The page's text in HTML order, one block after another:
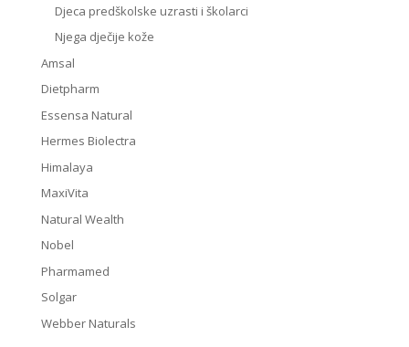
Djeca predškolske uzrasti i školarci
Njega dječije kože
Amsal
Dietpharm
Essensa Natural
Hermes Biolectra
Himalaya
MaxiVita
Natural Wealth
Nobel
Pharmamed
Solgar
Webber Naturals